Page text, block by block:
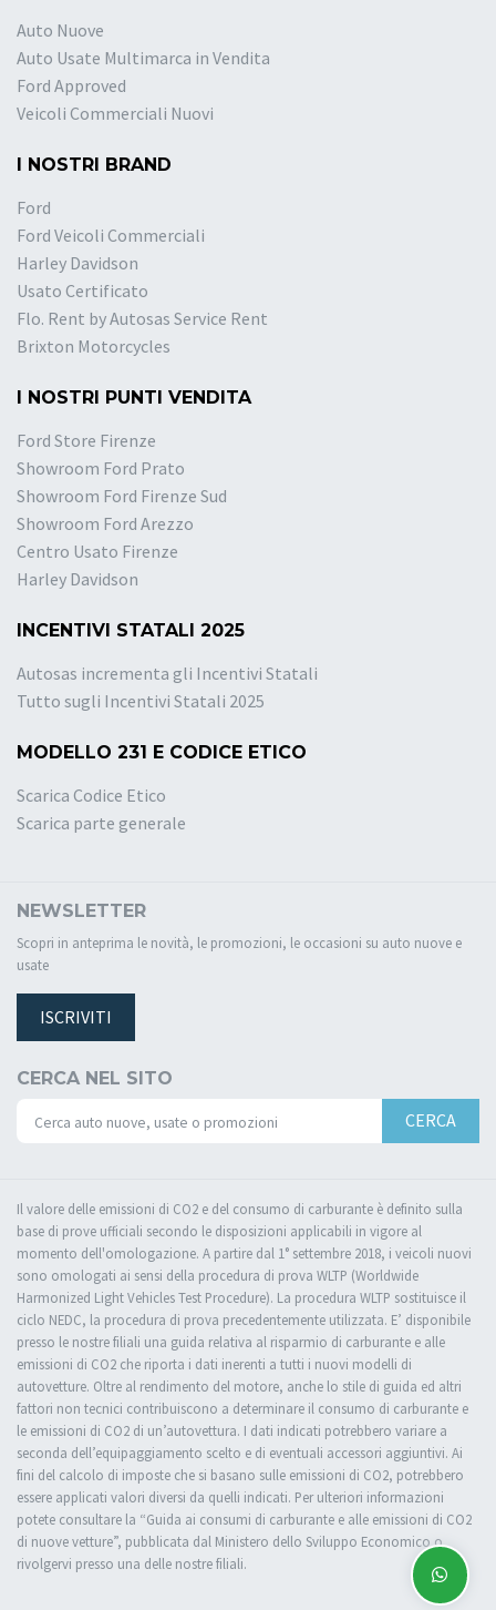
Auto Nuove
Auto Usate Multimarca in Vendita
Ford Approved
Veicoli Commerciali Nuovi
I NOSTRI BRAND
Ford
Ford Veicoli Commerciali
Harley Davidson
Usato Certificato
Flo. Rent by Autosas Service Rent
Brixton Motorcycles
I NOSTRI PUNTI VENDITA
Ford Store Firenze
Showroom Ford Prato
Showroom Ford Firenze Sud
Showroom Ford Arezzo
Centro Usato Firenze
Harley Davidson
INCENTIVI STATALI 2025
Autosas incrementa gli Incentivi Statali
Tutto sugli Incentivi Statali 2025
MODELLO 231 E CODICE ETICO
Scarica Codice Etico
Scarica parte generale
NEWSLETTER
Scopri in anteprima le novità, le promozioni, le occasioni su auto nuove e
usate
ISCRIVITI
CERCA NEL SITO
CERCA
Il valore delle emissioni di CO2 e del consumo di carburante è definito sulla
base di prove ufficiali secondo le disposizioni applicabili in vigore al
momento dell'omologazione. A partire dal 1° settembre 2018, i veicoli nuovi
sono omologati ai sensi della procedura di prova WLTP (Worldwide
Harmonized Light Vehicles Test Procedure). La procedura WLTP sostituisce il
ciclo NEDC, la procedura di prova precedentemente utilizzata. E’ disponibile
presso le nostre filiali una guida relativa al risparmio di carburante e alle
emissioni di CO2 che riporta i dati inerenti a tutti i nuovi modelli di
autovetture. Oltre al rendimento del motore, anche lo stile di guida ed altri
fattori non tecnici contribuiscono a determinare il consumo di carburante e
le emissioni di CO2 di un’autovettura. I dati indicati potrebbero variare a
seconda dell’equipaggiamento scelto e di eventuali accessori aggiuntivi. Ai
fini del calcolo di imposte che si basano sulle emissioni di CO2, potrebbero
essere applicati valori diversi da quelli indicati. Per ulteriori informazioni
potete consultare la “Guida ai consumi di carburante e alle emissioni di CO2
di nuove vetture”, pubblicata dal Ministero dello Sviluppo Economico o
rivolgervi presso una delle nostre filiali.